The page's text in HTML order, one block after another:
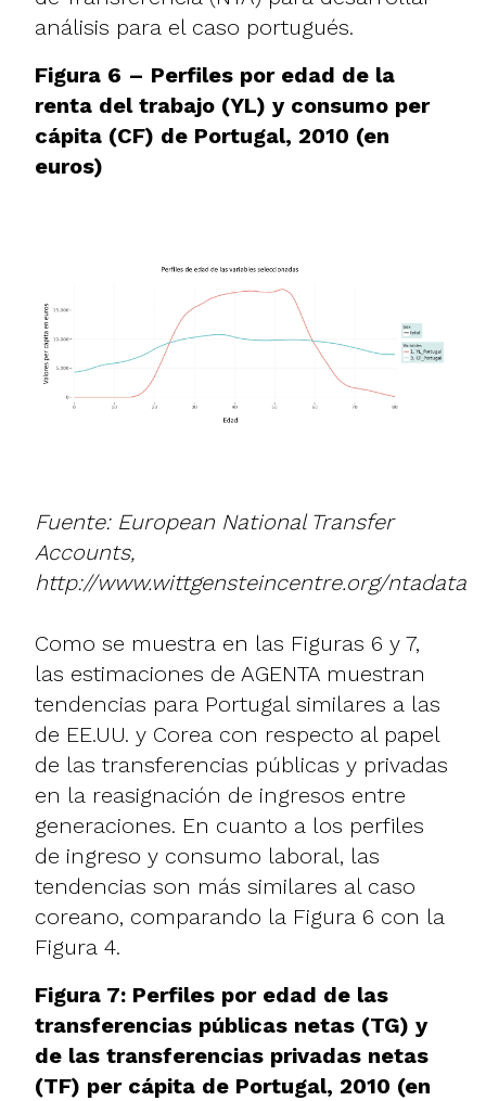
análisis para el caso portugués.
Figura 6 – Perfiles por edad de la
renta del trabajo (YL) y consumo per
cápita (CF) de Portugal, 2010 (en
euros)
Fuente: European National Transfer
Accounts,
http://www.wittgensteincentre.org/ntadata
Como se muestra en las Figuras 6 y 7,
las estimaciones de AGENTA muestran
tendencias para Portugal similares a las
de EE.UU. y Corea con respecto al papel
de las transferencias públicas y privadas
en la reasignación de ingresos entre
generaciones. En cuanto a los perfiles
de ingreso y consumo laboral, las
tendencias son más similares al caso
coreano, comparando la Figura 6 con la
Figura 4.
Figura 7: Perfiles por edad de las
transferencias públicas netas (TG) y
de las transferencias privadas netas
(TF) per cápita de Portugal, 2010 (en